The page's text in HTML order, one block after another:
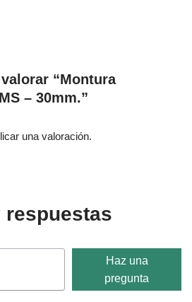
“Montura
– 30mm.”
una valoración.
respuestas
Haz una
pregunta